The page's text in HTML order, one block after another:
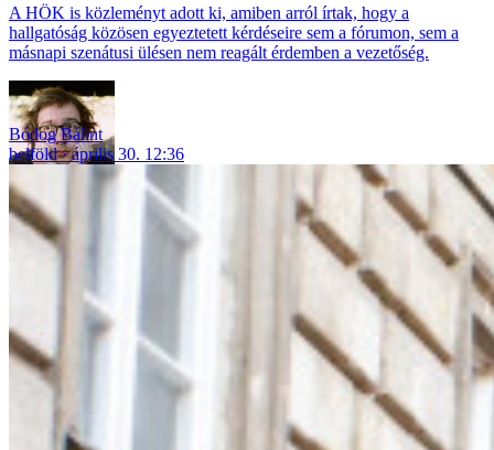
A HÖK is közleményt adott ki, amiben arról írtak, hogy a
hallgatóság közösen egyeztetett kérdéseire sem a fórumon, sem a
másnapi szenátusi ülésen nem reagált érdemben a vezetőség.
Bódog Bálint
belföld
április 30. 12:36